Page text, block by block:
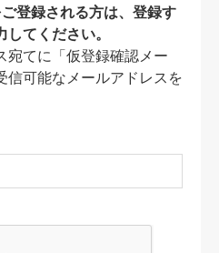
登録される方は、登録す
てください。
宛てに「仮登録確認メー
信可能なメールアドレスを